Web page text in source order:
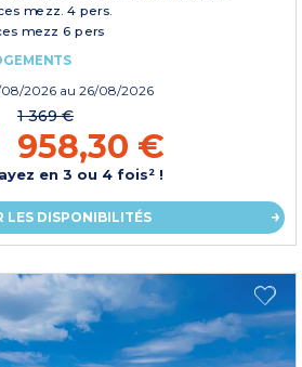
mezz. 4 pers.
mezz 6 pers
08/2026 au 26/08/2026
1 369 €
958,30 €
en 3 ou 4 fois² !
LES DISPONIBILITÉS